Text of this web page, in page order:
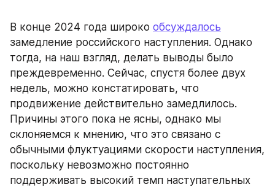
В конце 2024 года широко обсуждалось
замедление российского наступления. Однако
тогда, на наш взгляд, делать выводы было
преждевременно. Сейчас, спустя более двух
недель, можно констатировать, что
продвижение действительно замедлилось.
Причины этого пока не ясны, однако мы
склоняемся к мнению, что это связано с
обычными флуктуациями скорости наступления,
поскольку невозможно постоянно
поддерживать высокий темп наступательных